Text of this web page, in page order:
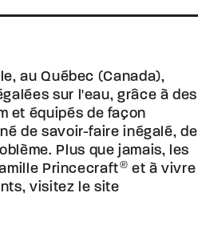
au Québec (Canada),
sur l'eau, grâce à des
et équipés de façon
de savoir-faire inégalé, de
Plus que jamais, les
Princecraft® et à vivre
visitez le site